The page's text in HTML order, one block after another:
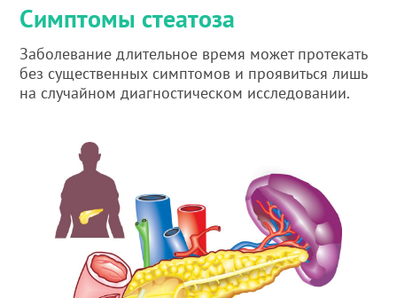
Симптомы стеатоза
Заболевание длительное время может протекать
без существенных симптомов и проявиться лишь
на случайном диагностическом исследовании.